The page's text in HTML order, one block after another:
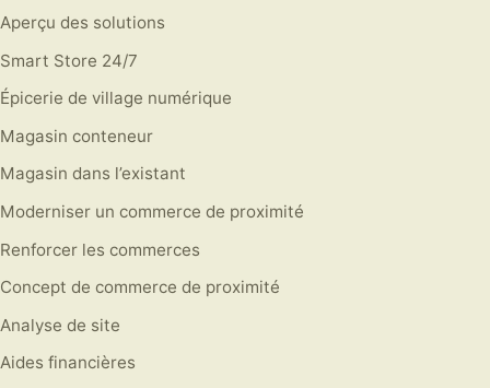
Aperçu des solutions
Smart Store 24/7
Épicerie de village numérique
Magasin conteneur
Magasin dans l’existant
Moderniser un commerce de proximité
Renforcer les commerces
Concept de commerce de proximité
Analyse de site
Aides financières